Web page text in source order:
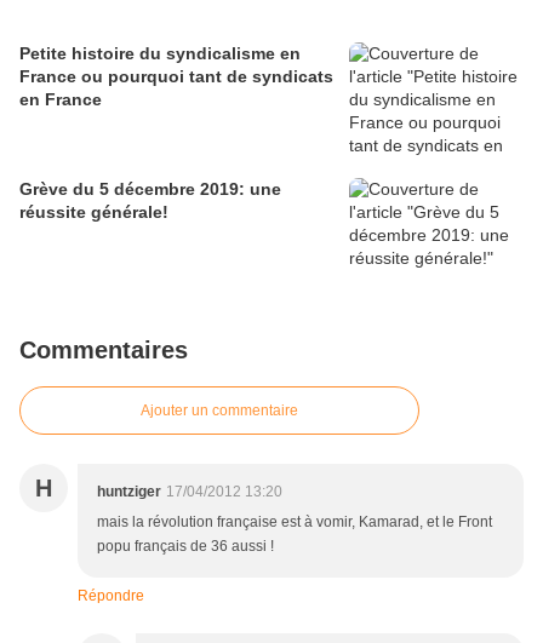
Petite histoire du syndicalisme en
France ou pourquoi tant de syndicats
en France
Grève du 5 décembre 2019: une
réussite générale!
Commentaires
Ajouter un commentaire
H huntziger 17/04/2012 13:20
mais la révolution française est à vomir, Kamarad, et le Front
popu français de 36 aussi !
Répondre